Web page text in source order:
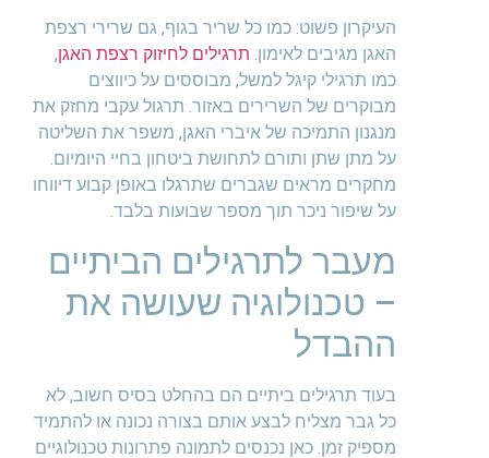
העיקרון פשוט: כמו כל שריר בגוף, גם שרירי רצפת
האגן מגיבים לאימון. תרגילים לחיזוק רצפת האגן,
כמו תרגילי קיגל למשל, מבוססים על כיווצים
מבוקרים של השרירים באזור. תרגול עקבי מחזק את
מנגנון התמיכה של איברי האגן, משפר את השליטה
על מתן שתן ותורם לתחושת ביטחון בחיי היומיום.
מחקרים מראים שגברים שתרגלו באופן קבוע דיווחו
על שיפור ניכר תוך מספר שבועות בלבד.
מעבר לתרגילים הביתיים
– טכנולוגיה שעושה את
ההבדל
בעוד תרגילים ביתיים הם בהחלט בסיס חשוב, לא
כל גבר מצליח לבצע אותם בצורה נכונה או להתמיד
מספיק זמן. כאן נכנסים לתמונה פתרונות טכנולוגיים